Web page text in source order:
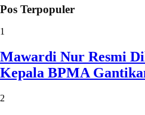
Pos Terpopuler
1
Mawardi Nur Resmi
Kepala BPMA
2